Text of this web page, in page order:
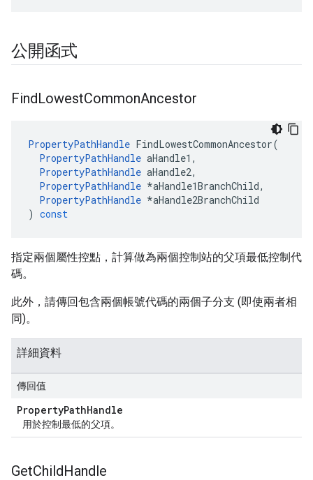
公開函式
FindLowestCommonAncestor
PropertyPathHandle FindLowestCommonAncestor(
PropertyPathHandle aHandle1 ,
PropertyPathHandle aHandle2,
PropertyPathHandle *aHandle1BranchChild,
PropertyPathHandle *aHandle2BranchChild
) const
指定兩個屬性控點，計算做為兩個控制站的父項最低控制代
碼。
此外，請傳回包含兩個帳號代碼的兩個子分支 (即使兩者相
同)。
詳細資料
傳回值
PropertyPathHandle
用於控制最低的父項。
GetChildHandle